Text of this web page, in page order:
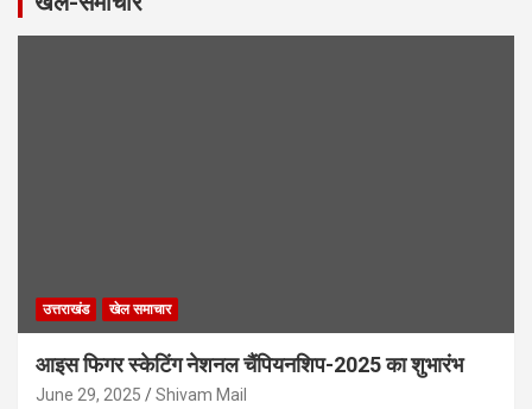
उत्तराखंड खेल समाचार
आइस फिगर स्केटिंग नेशनल चैंपियनशिप-2025 का शुभारंभ
June 29, 2025 Shivam Mail